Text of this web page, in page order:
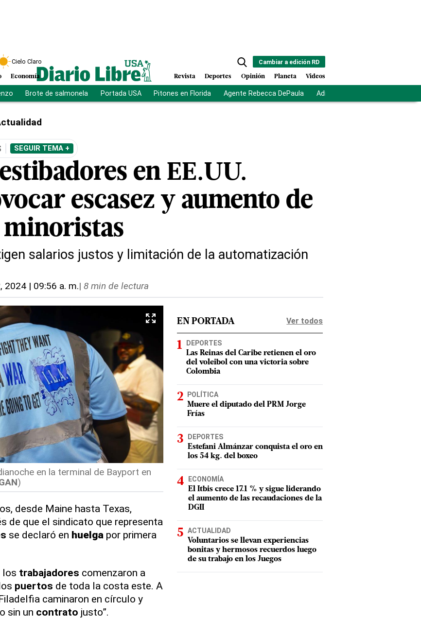
Cielo Claro
Economía
Cambiar a edición RD
Revista Deportes Opinión Planeta Videos
Brote de salmonela Portada USA Pitones en Florida Agente Rebecca DePaula Adriano Espaillat
SEGUIR TEMA +
en EE.UU.
escasez y aumento de
minoristas
salarios justos y limitación de la automatización
2024 | 09:56 a. m.| 8 min de lectura
en la terminal de Bayport en
)
desde Maine hasta Texas,
de que el sindicato que representa
se declaró en huelgapor primera
los trabajadores comenzaron a
puertos de toda la costa este. A
caminaron en círculo y
sin un contrato justo”.
EN PORTADA Ver todos
DEPORTES
Las Reinas del Caribe retienen el oro
del voleibol con una victoria sobre
Colombia
POLÍTICA
Muere el diputado del PRM Jorge
Frías
DEPORTES
Estefani Almánzar conquista el oro en
los 54 kg. del boxeo
ECONOMÍA
El Itbis crece 17.1 % y sigue liderando
el aumento de las recaudaciones de la
DGII
ACTUALIDAD
Voluntarios se llevan experiencias
bonitas y hermosos recuerdos luego
de su trabajo en los Juegos